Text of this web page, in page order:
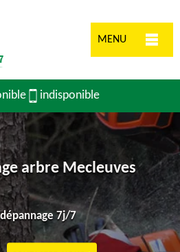
MENU
indisponible
arbre Mecleuves
7j/7